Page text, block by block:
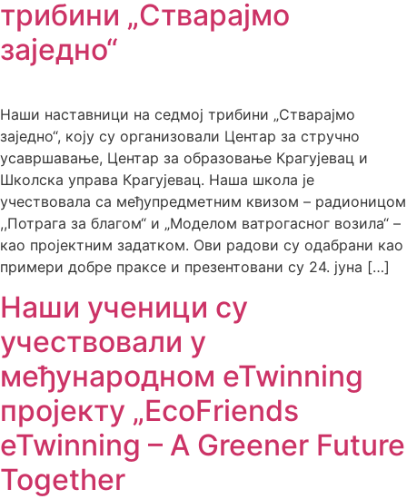
трибини „Стварајмо
заједно“
Наши наставници на cедмој трибини „Стварајмо
заједно“, коју су организовали Центар за стручно
усавршавање, Центар за образовање Крагујевац и
Школска управа Крагујевац. Наша школа је
учествовала са међупредметним квизом – радионицом
,,Потрага за благом“ и „Моделом ватрогасног возила“ –
као пројектним задатком. Ови радови су одабрани као
примери добре праксе и презентовани су 24. јуна […]
Наши ученици су
учествовали у
међународном eTwinning
пројекту „EcoFriends
eTwinning – A Greener Future
Together